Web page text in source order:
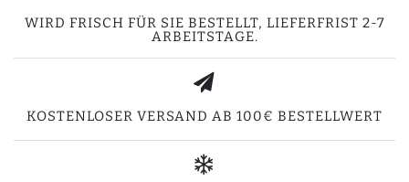
WIRD FRISCH FÜR SIE BESTELLT, LIEFERFRIST 2-7
ARBEITSTAGE.
KOSTENLOSER VERSAND AB 100€ BESTELLWERT